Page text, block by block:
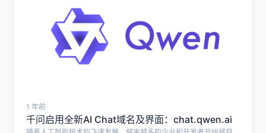
1 年前
千问启用全新AI Chat域名及界面：chat.qwen.ai